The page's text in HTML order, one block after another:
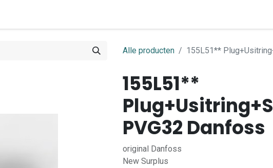
Alle producten 155L51**
155L51**
PVG32 Danfoss
original Danfoss
New Surplus